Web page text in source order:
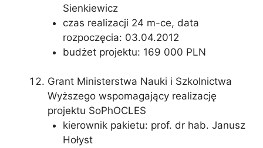
Sienkiewicz
czas realizacji 24 m-ce, data
rozpoczęcia: 03.04.2012
budżet projektu: 169 000 PLN
Grant Ministerstwa Nauki i Szkolnictwa
Wyższego wspomagający realizację
projektu SoPhOCLES
kierownik pakietu: prof. dr hab. Janusz
Hołyst